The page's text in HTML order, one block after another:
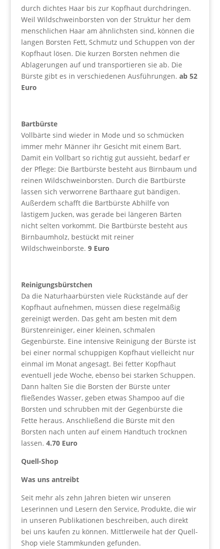
durch dichtes Haar bis zur Kopfhaut durchdringen.
Weil Wildschweinborsten von der Struktur her dem
menschlichen Haar am ähnlichsten sind, können die
langen Borsten Fett, Schmutz und Schuppen von der
Kopfhaut lösen. Die kurzen Borsten nehmen die
Ablagerungen auf und transportieren sie ab. Die
Bürste gibt es in verschiedenen Ausführungen. ab 52
Euro
Bartbürste
Vollbärte sind wieder in Mode und so schmücken
immer mehr Männer ihr Gesicht mit einem Bart.
Damit ein Vollbart so richtig gut aussieht, bedarf er
der Pflege: Die Bartbürste besteht aus Birnbaum und
reinen Wildschweinborsten. Durch die Bartbürste
lassen sich verworrene Barthaare gut bändigen.
Außerdem schafft die Bartbürste Abhilfe von
lästigem Jucken, was gerade bei längeren Bärten
nicht selten vorkommt. Die Bartbürste besteht aus
Birnbaumholz, bestückt mit reiner
Wildschweinborste. 9 Euro
Reinigungsbürstchen
Da die Naturhaarbürsten viele Rückstände auf der
Kopfhaut aufnehmen, müssen diese regelmäßig
gereinigt werden. Das geht am besten mit dem
Bürstenreiniger, einer kleinen, schmalen
Gegenbürste. Eine intensive Reinigung der Bürste ist
bei einer normal schuppigen Kopfhaut vielleicht nur
einmal im Monat angesagt. Bei fetter Kopfhaut
eventuell jede Woche, ebenso bei starken Schuppen.
Dann halten Sie die Borsten der Bürste unter
fließendes Wasser, geben etwas Shampoo auf die
Borsten und schrubben mit der Gegenbürste die
Fette heraus. Anschließend die Bürste mit den
Borsten nach unten auf einem Handtuch trocknen
lassen. 4.70 Euro
Quell-Shop
Was uns antreibt
Seit mehr als zehn Jahren bieten wir unseren
Leserinnen und Lesern den Service, Produkte, die wir
in unseren Publikationen beschreiben, auch direkt
bei uns kaufen zu können. Mittlerweile hat der Quell-
Shop viele Stammkunden gefunden.